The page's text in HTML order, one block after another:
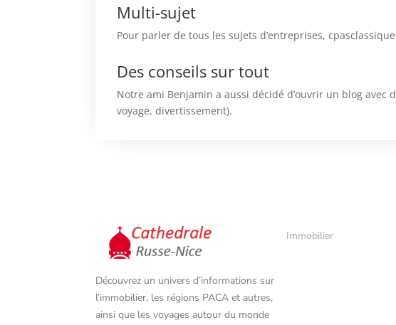
Multi-sujet
Pour parler de tous les sujets d’entreprises,
Des conseils sur tout
Notre ami Benjamin a aussi décidé d’ouvrir un blog
voyage, divertissement).
Découvrez un univers d’informations sur
l’immobilier, les régions PACA et autres,
ainsi que les voyages autour du monde
Immobilier